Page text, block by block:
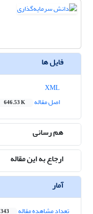
فایل ها
اصل مقاله
646.53 K
هم رسانی
ارجاع به این مقاله
آمار
تعداد مشاهده مقاله 343